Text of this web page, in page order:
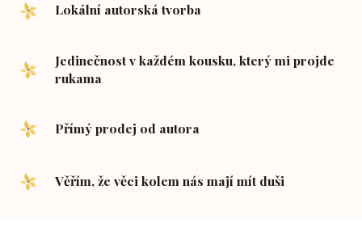
Lokální autorská tvorba
Jedinečnost v každém kousku, který mi projde
rukama
Přímý prodej od autora
Věřím, že věci kolem nás mají mít duši